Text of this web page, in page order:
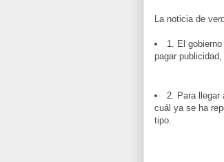
La noticia de
1. El
pagar
2. Para llegar
cuál ya se ha
tipo.